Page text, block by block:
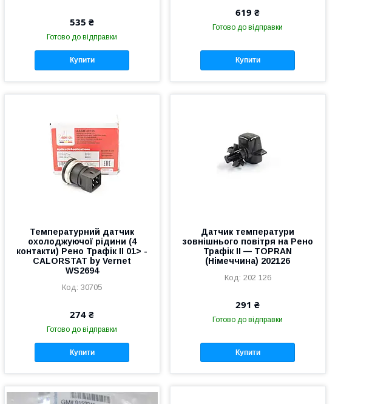
535 ₴
Готово до відправки
Купити
619 ₴
Готово до відправки
Купити
Температурний датчик
охолоджуючої рідини (4
контакти) Рено Трафік II 01> -
CALORSTAT by Vernet
WS2694
30705
274 ₴
Готово до відправки
Купити
Датчик температури
зовнішнього повітря на Рено
Трафік II — TOPRAN
(Німеччина) 202126
202 126
291 ₴
Готово до відправки
Купити